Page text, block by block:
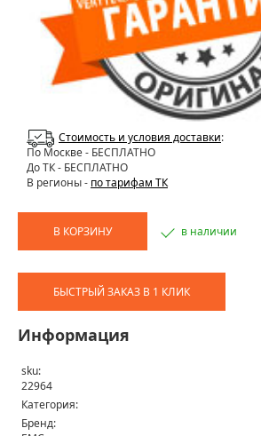
Стоимость и условия доставки:
По Москве- БЕСПЛАТНО
До ТК - БЕСПЛАТНО
В регионы - по тарифам ТК
В КОРЗИНУ в наличии
БЫСТРЫЙ ЗАКАЗ В 1 КЛИК
Информация
sku:
22964
Категория:
Бренд: